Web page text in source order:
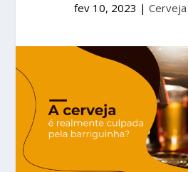
fev 10, 2023 | Cerveja